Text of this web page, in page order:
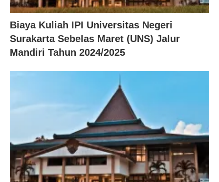
Biaya Kuliah IPI Universitas Negeri
Surakarta Sebelas Maret (UNS) Jalur
Mandiri Tahun 2024/2025